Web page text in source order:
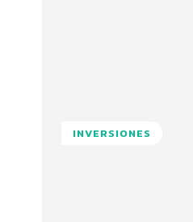
INVERSIONES